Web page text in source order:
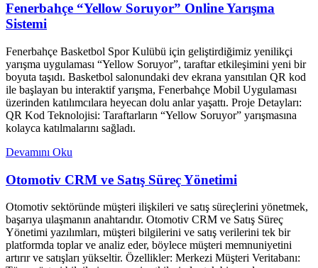
Fenerbahçe “Yellow Soruyor” Online Yarışma
Sistemi
Fenerbahçe Basketbol Spor Kulübü için geliştirdiğimiz yenilikçi
yarışma uygulaması “Yellow Soruyor”, taraftar etkileşimini yeni bir
boyuta taşıdı. Basketbol salonundaki dev ekrana yansıtılan QR kod
ile başlayan bu interaktif yarışma, Fenerbahçe Mobil Uygulaması
üzerinden katılımcılara heyecan dolu anlar yaşattı. Proje Detayları:
QR Kod Teknolojisi: Taraftarların “Yellow Soruyor” yarışmasına
kolayca katılmalarını sağladı.
Devamını Oku
Otomotiv CRM ve Satış Süreç Yönetimi
Otomotiv sektöründe müşteri ilişkileri ve satış süreçlerini yönetmek,
başarıya ulaşmanın anahtarıdır. Otomotiv CRM ve Satış Süreç
Yönetimi yazılımları, müşteri bilgilerini ve satış verilerini tek bir
platformda toplar ve analiz eder, böylece müşteri memnuniyetini
artırır ve satışları yükseltir. Özellikler: Merkezi Müşteri Veritabanı: